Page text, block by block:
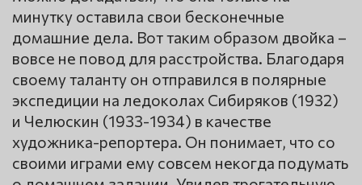
минутку оставила свои бесконечные
домашние дела. Вот таким образом двойка –
вовсе не повод для расстройства. Благодаря
своему таланту он отправился в полярные
экспедиции на ледоколах Сибиряков (1932)
и Челюскин (1933-1934) в качестве
художника-репортера. Он понимает, что со
своими играми ему совсем некогда подумать